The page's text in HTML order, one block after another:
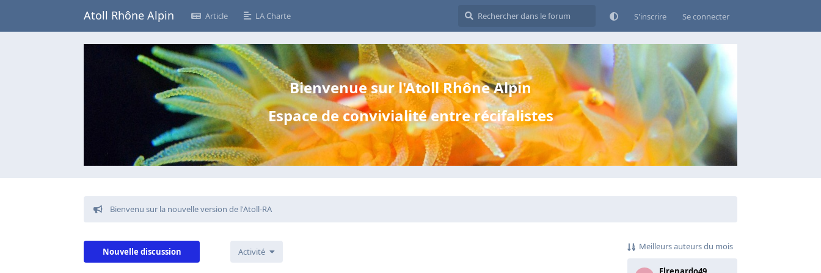
Atoll Rhône Alpin Article LA Charte S'inscrire Se connecter
Bienvenue sur l'Atoll Rhône Alpin
Espace de convivialité entre récifalistes
Bienvenu sur la nouvelle version de l'Atoll-RA
Nouvelle discussion Activité Meilleurs auteurs du mois